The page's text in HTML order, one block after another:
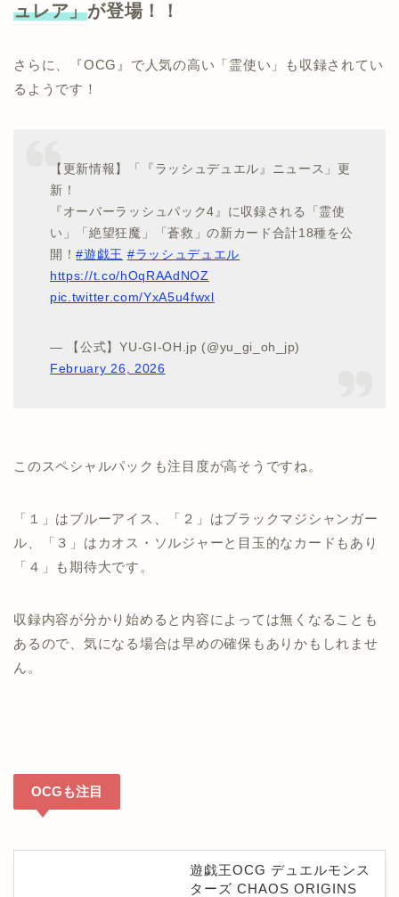
ュレア」が登場！！
さらに、『OCG』で人気の高い「霊使い」も収録されてい
るようです！
【更新情報】「『ラッシュデュエル』ニュース」更
新！
『オーバーラッシュパック4』に収録される「霊使
い」「絶望狂魔」「蒼救」の新カード合計18種を公
開！#遊戯王 #ラッシュデュエル
https://t.co/hOqRAAdNOZ
pic.twitter.com/YxA5u4fwxl
— 【公式】YU-GI-OH.jp (@yu_gi_oh_jp)
February 26, 2026
このスペシャルパックも注目度が高そうですね。
「１」はブルーアイス、「２」はブラックマジシャンガー
ル、「３」はカオス・ソルジャーと目玉的なカードもあり
「４」も期待大です。
収録内容が分かり始めると内容によっては無くなることも
あるので、気になる場合は早めの確保もありかもしれませ
ん。
OCGも注目
遊戯王OCG デュエルモンス
ターズ CHAOS ORIGINS